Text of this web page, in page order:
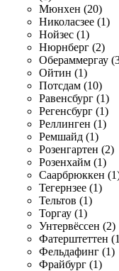
Мюнхен (20)
Николасзее (1)
Нойзес (1)
Нюрнберг (2)
Обераммергау
Ойтин (1)
Потсдам (10)
Равенсбург (1)
Регенсбург (1)
Реллинген (1)
Ремшайд (1)
Розенгартен (2)
Розенхайм (1)
Саарбрюккен
Тегернзее (1)
Тельтов (1)
Торгау (1)
Унтервёссен (2)
Фатерштеттен
Фельдафинг (1)
Фрайбург (1)